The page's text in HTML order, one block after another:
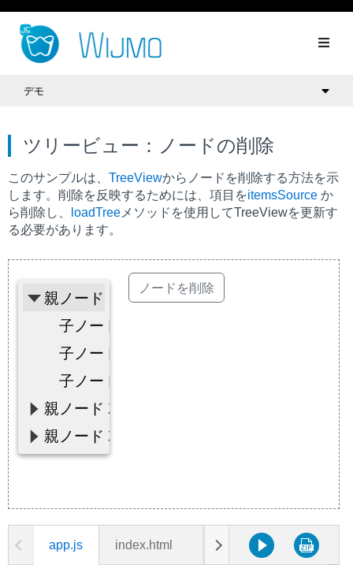
デモ
ツリービュー：ノードの削除
このサンプルは、 TreeViewからノードを削除する方法を示
します。削除を反映するためには、項目をitemsSource か
ら削除し、
loadTree メソッドを使用してTreeViewを更新す
る必要があります。
app.js index.html data.js styles.css